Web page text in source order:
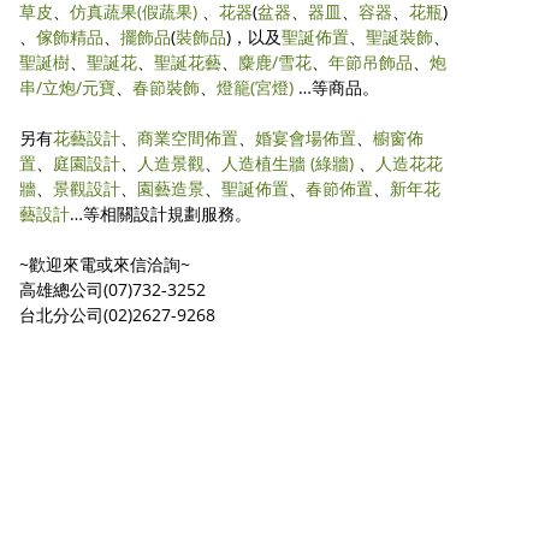
草皮、 仿真蔬果(假蔬果) 、 花器(盆器、 器皿、 容器、 花瓶)
、 傢飾精品、 擺飾品(裝飾品)，以及聖誕佈置、 聖誕裝飾、
聖誕樹、 聖誕花、 聖誕花藝、 麋鹿/雪花、 年節吊飾品、 炮
串/立炮/元寶、 春節裝飾、 燈籠(宮燈) …等商品。
另有花藝設計、 商業空間佈置、 婚宴會場佈置、 櫥窗佈
置、 庭園設計、 人造景觀、 人造植生牆 (綠牆) 、
人造花花
牆、 景觀設計、 園藝造景、 聖誕佈置、 春節佈置、 新年花
藝設計…等相關設計規劃服務。
~歡迎來電或來信洽詢~
高雄總公司(07)732-3252
台北分公司(02)2627-9268